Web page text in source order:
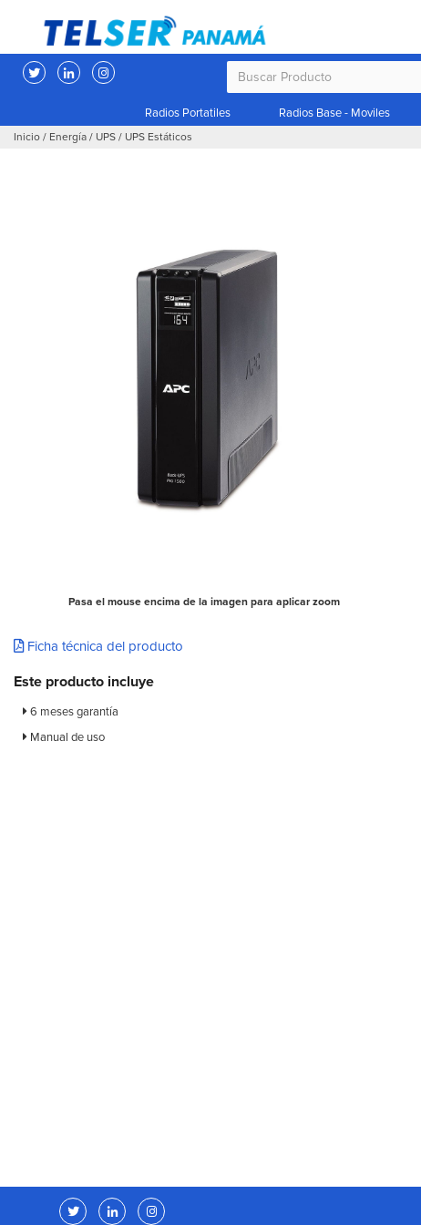
Radios Portatiles Radios Base - Moviles
Inicio / Energía / UPS / UPS Estáticos
Pasa el mouse encima de la imagen para aplicar zoom
Ficha técnica del producto
Este producto incluye
6 meses garantía
Manual de uso